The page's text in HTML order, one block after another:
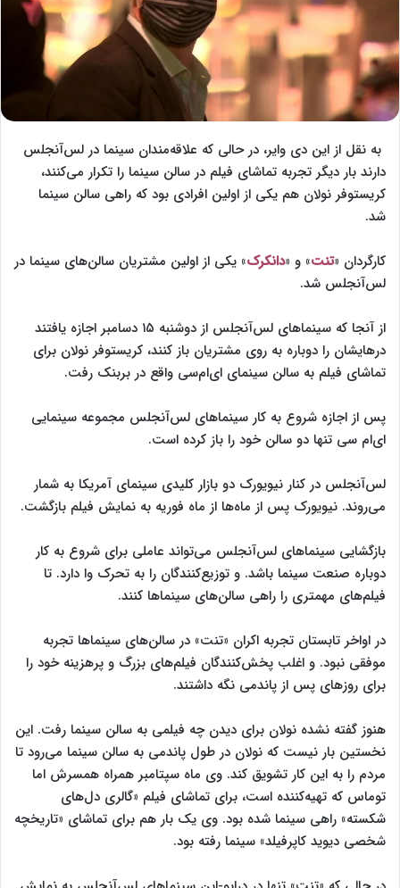
X ی
ل
به نقل از این دی وایر، در حالی که علاقه‌مندان سینما در لس‌آنجلس
دارند بار دیگر تجربه تماشای فیلم در سالن سینما را تکرار می‌کنند،
کریستوفر نولان هم یکی از اولین افرادی بود که راهی سالن سینما
شد.
کارگردان «تنت» و «دانکرک» یکی از اولین مشتریان سالن‌های سینما در
لس‌آنجلس شد.
از آنجا که سینماهای لس‌آنجلس از دوشنبه ۱۵ دسامبر اجازه یافتند
درهایشان را دوباره به روی مشتریان باز کنند، کریستوفر نولان برای
تماشای فیلم به سالن سینمای ای‌ام‌سی واقع در بربنک رفت.
پس از اجازه شروع به کار سینماهای لس‌آنجلس مجموعه سینمایی
ای‌ام سی تنها دو سالن خود را باز کرده است.
لس‌آنجلس در کنار نیویورک دو بازار کلیدی سینمای آمریکا به شمار
می‌روند. نیویورک پس از ماه‌ها از ماه فوریه به نمایش فیلم بازگشت.
بازگشایی سینماهای لس‌آنجلس می‌تواند عاملی برای شروع به کار
دوباره صنعت سینما باشد. و توزیع‌کنندگان را به تحرک وا دارد. تا
فیلم‌های مهمتری را راهی سالن‌های سینماها کنند.
در اواخر تابستان تجربه اکران «تنت» در سالن‌های سینماها تجربه
موفقی نبود. و اغلب پخش‌کنندگان فیلم‌های بزرگ و پرهزینه خود را
برای روزهای پس از پاندمی نگه داشتند.
هنوز گفته نشده نولان برای دیدن چه فیلمی به سالن سینما رفت. این
نخستین بار نیست که نولان در طول پاندمی به سالن سینما می‌رود تا
مردم را به این کار تشویق کند. وی ماه سپتامبر همراه همسرش اما
توماس که تهیه‌کننده است، برای تماشای فیلم «گالری دل‌های
شکسته» راهی سینما شده بود. وی یک بار هم برای تماشای «تاریخچه
شخصی دیوید کاپرفیلد» سینما رفته بود.